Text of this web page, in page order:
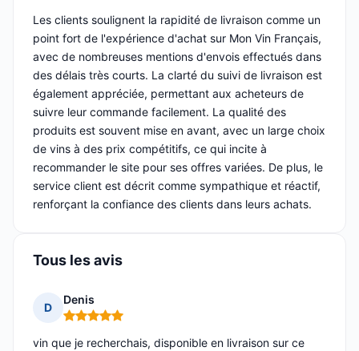
Les clients soulignent la rapidité de livraison comme un
point fort de l'expérience d'achat sur Mon Vin Français,
avec de nombreuses mentions d'envois effectués dans
des délais très courts. La clarté du suivi de livraison est
également appréciée, permettant aux acheteurs de
suivre leur commande facilement. La qualité des
produits est souvent mise en avant, avec un large choix
de vins à des prix compétitifs, ce qui incite à
recommander le site pour ses offres variées. De plus, le
service client est décrit comme sympathique et réactif,
renforçant la confiance des clients dans leurs achats.
Tous les avis
D
Denis
Note : 5 sur 5
vin que je recherchais, disponible en livraison sur ce